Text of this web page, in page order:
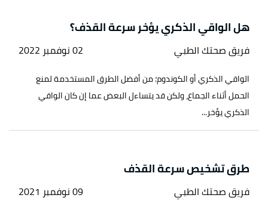
هل الواقي الذكري يؤخر سرعة القذف؟
فريق صحتك الطبي 02 نوفمبر 2022
الواقي الذكري أو الكوندوم؛ من أفضل الطرق المستخدمة لمنع
الحمل أثناء الجماع، ولكن قد يتساءل البعض عما إن كان الواقي
الذكري يؤخر...
طرق تشخيص سرعة القذف
فريق صحتك الطبي 09 نوفمبر 2021